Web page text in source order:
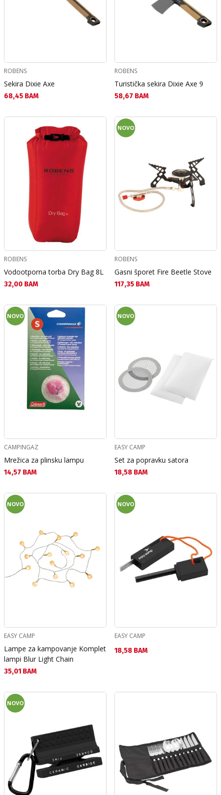
ROBENS
Sekira Dixie Axe
Текуща цена:
68,45 BAM
ROBENS
Turistička sekira Dixie Axe 9
Текуща цена:
58,67 BAM
ROBENS
Vodootporna torba Dry Bag 8L
Текуща цена:
32,00 BAM
NOVO
ROBENS
Gasni šporet Fire Beetle Stove
Текуща цена:
117,35 BAM
NOVO
CAMPINGAZ
Mrežica za plinsku lampu
Текуща цена:
14,57 BAM
NOVO
EASY CAMP
Set za popravku satora
Текуща цена:
18,58 BAM
NOVO
EASY CAMP
Lampe za kampovanje Komplet
lampi Blur Light Chain
Текуща цена:
35,01 BAM
NOVO
EASY CAMP
Текуща цена:
18,58 BAM
NOVO